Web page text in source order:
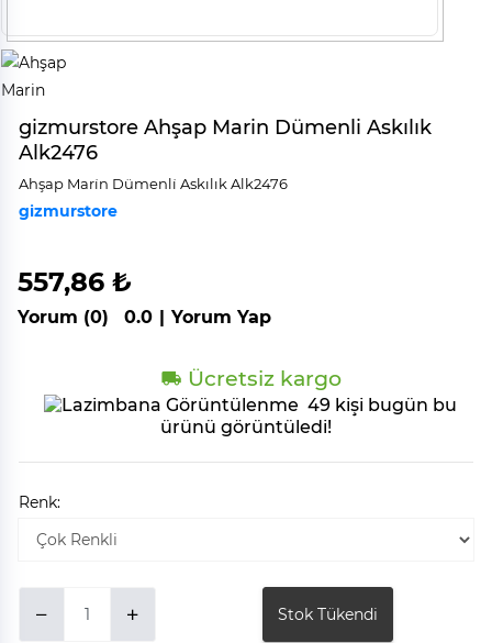
gizmurstore Ahşap Marin Dümenli Askılık
Alk2476
Ahşap Mari̇n Dümenli̇ Askılık Alk2476
gizmurstore
557,86 ₺
Yorum (0) 0.0 | Yorum Yap
Ücretsiz kargo
49 kişi bugün bu
ürünü görüntüledi!
Renk:
Stok Tükendi